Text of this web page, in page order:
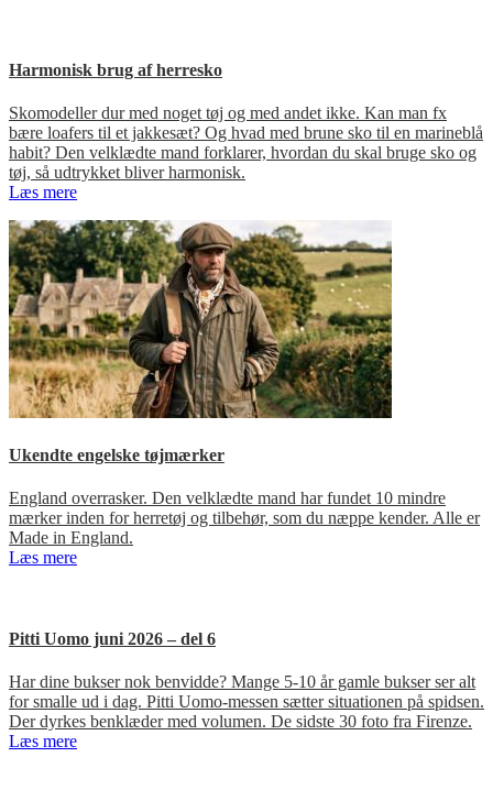
Harmonisk brug af herresko
Skomodeller dur med noget tøj og med andet ikke. Kan man fx
bære loafers til et jakkesæt? Og hvad med brune sko til en marineblå
habit? Den velklædte mand forklarer, hvordan du skal bruge sko og
tøj, så udtrykket bliver harmonisk.
Læs mere
Ukendte engelske tøjmærker
England overrasker. Den velklædte mand har fundet 10 mindre
mærker inden for herretøj og tilbehør, som du næppe kender. Alle er
Made in England.
Læs mere
Pitti Uomo juni 2026 – del 6
Har dine bukser nok benvidde? Mange 5-10 år gamle bukser ser alt
for smalle ud i dag. Pitti Uomo-messen sætter situationen på spidsen.
Der dyrkes benklæder med volumen. De sidste 30 foto fra Firenze.
Læs mere